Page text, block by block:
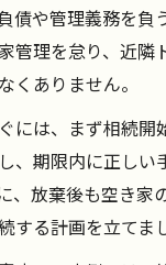
債や管理義務を負
管理を怠り、近隣
くありません。
には、まず相続開
、期限内に正しい
、放棄後も空き家
する計画を立てま